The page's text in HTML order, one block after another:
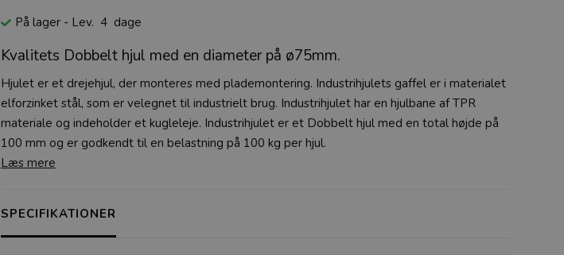
På lager - Lev. 4 dage
Kvalitets Dobbelt hjul med en diameter på ø75mm.
Hjulet er et drejehjul, der monteres med plademontering. Industrihjulets gaffel er i materialet
elforzinket stål, som er velegnet til industrielt brug. Industrihjulet har en hjulbane af TPR
materiale og indeholder et kugleleje. Industrihjulet er et Dobbelt hjul med en total højde på
100 mm og er godkendt til en belastning på 100 kg per hjul.
Læs mere
SPECIFIKATIONER